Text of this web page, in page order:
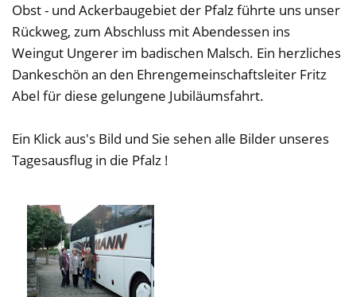
Obst - und Ackerbaugebiet der Pfalz führte uns unser
Rückweg, zum Abschluss mit Abendessen ins
Weingut Ungerer im badischen Malsch. Ein herzliches
Dankeschön an den Ehrengemeinschaftsleiter Fritz
Abel für diese gelungene Jubiläumsfahrt.
Ein Klick aus's Bild und Sie sehen alle Bilder unseres
Tagesausflug in die Pfalz !